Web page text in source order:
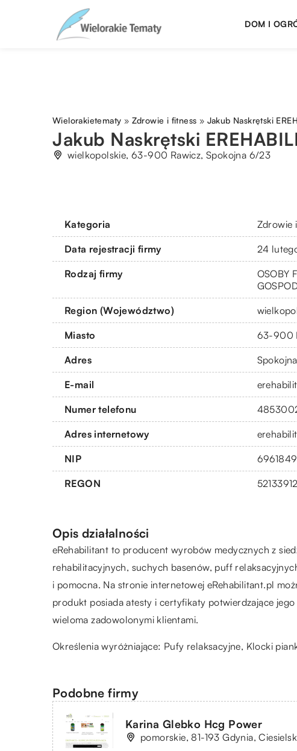
DOM I
Wielorakietematy » Zdrowie i fitness » Jakub Naskrętski
Jakub Naskrętski
wielkopolskie, 63-900 Rawicz, Spokojna 6/23
Kategoria Zdrowie
Data rejestracji firmy 24
Rodzaj firmy
OSOBY
Region (Województwo)
Miasto 63-900
Adres
E-mail
Numer telefonu
Adres internetowy
NIP
REGON
Opis działalności
eRehabilitant to producent wyrobów medycznych z
rehabilitacyjnych, suchych basenów, puff
i pomocna. Na stronie internetowej eRehabilitant.pl
produkt posiada atesty i certyfikaty potwierdzające
wieloma zadowolonymi klientami.
Określenia wyróżniające: Pufy relaksacyjne, Klocki
Podobne firmy
Karina Glebko Hcg Power
pomorskie, 81-193 Gdynia,